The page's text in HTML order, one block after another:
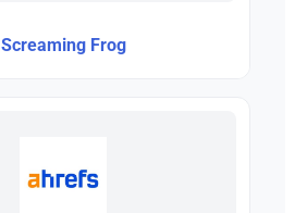
Screaming Frog